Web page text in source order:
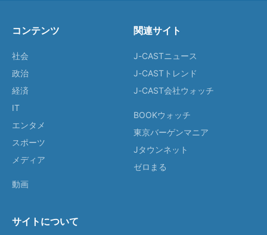
コンテンツ
社会
政治
経済
IT
エンタメ
スポーツ
メディア
動画
関連サイト
J-CASTニュース
J-CASTトレンド
J-CAST会社ウォッチ
BOOKウォッチ
東京バーゲンマニア
Jタウンネット
ゼロまる
サイトについて